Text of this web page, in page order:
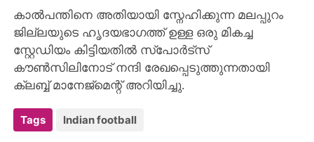
കാൽപന്തിനെ അതിയായി സ്നേഹിക്കുന്ന മലപ്പുറം
ജില്ലയുടെ ഹൃദയഭാഗത്ത് ഉള്ള ഒരു മികച്ച
സ്റ്റേഡിയം കിട്ടിയതിൽ സ്പോർട്സ്
കൗൺസിലിനോട് നന്ദി രേഖപ്പെടുത്തുന്നതായി
ക്ലബ്ബ് മാനേജ്മെന്റ് അറിയിച്ചു.
Tags Indian football